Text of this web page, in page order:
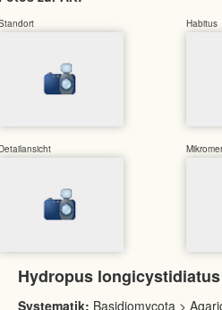
Habitus
Hydropus
Systematik: Basidiomycota >